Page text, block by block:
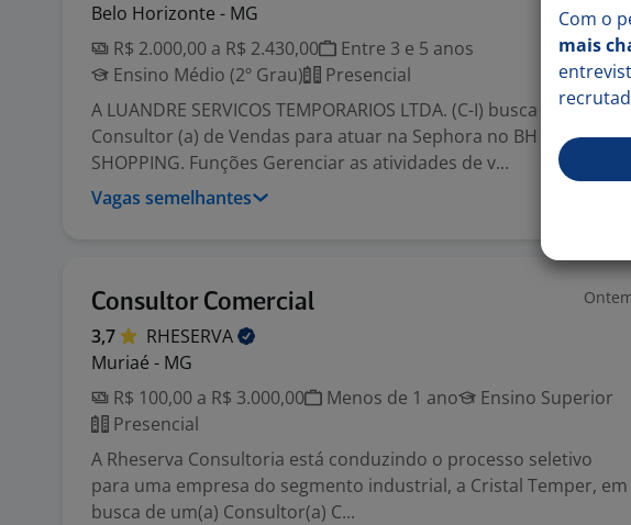
Belo Horizonte - MG
R$ 2.000,00 a R$ 2.430,00
Entre 3 e 5 anos
Ensino Médio (2º Grau)
Presencial
A LUANDRE SERVICOS TEMPORARIOS LTDA. (C-I) busca um
Consultor (a) de Vendas para atuar na Sephora no BH
SHOPPING. Funções Gerenciar as atividades de v...
Vagas semelhantes
Consultor Comercial
3,7
RHESERVA
Muriaé - MG
R$ 100,00 a R$ 3.000,00
Menos de 1 ano
Ensino Superior
Presencial
A Rheserva Consultoria está conduzindo o processo seletivo
para uma empresa do segmento industrial, a Cristal Temper, em
busca de um(a) Consultor(a) C...
Com o
mais